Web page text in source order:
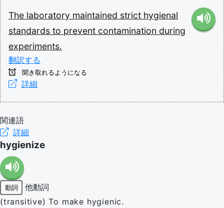
The laboratory maintained strict hygienal
standards to prevent contamination during
experiments.
翻訳する
聞き取れるようになる
詳細
関連語
詳細
hygienize
動詞
他動詞
(transitive) To make hygienic.